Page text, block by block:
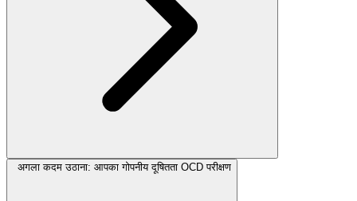
अगला कदम उठाना: आपका गोपनीय दूषितता OCD परीक्षण